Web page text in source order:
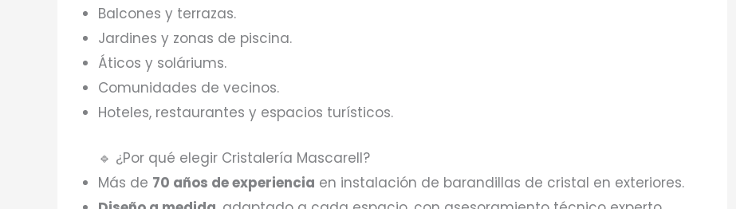
Balcones y terrazas.
Jardines y zonas de piscina.
Áticos y soláriums.
Comunidades de vecinos.
Hoteles, restaurantes y espacios turísticos.
🔹 ¿Por qué elegir Cristalería Mascarell?
Más de 70 años de experiencia en instalación de barandillas de cristal en exteriores.